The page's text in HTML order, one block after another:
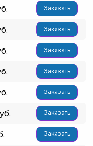
Заказать
Заказать
Заказать
Заказать
Заказать
Заказать
Заказать